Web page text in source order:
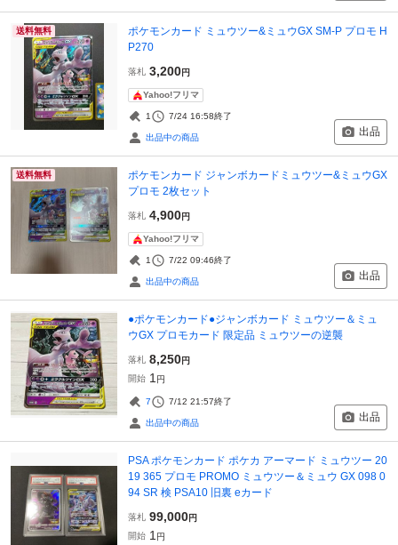
送料無料
ポケモンカード ミュウツー&ミュウGX SM-P プロモ H
P270
落札 3,200円
Yahoo!フリマ
1 7/24 16:58終了
出品中の商品 出品
送料無料
ポケモンカード ジャンボカードミュウツー&ミュウGX
プロモ 2枚セット
落札 4,900円
Yahoo!フリマ
1 7/22 09:46終了
出品中の商品 出品
●ポケモンカード●ジャンボカード ミュウツー＆ミュ
ウGX プロモカード 限定品 ミュウツーの逆襲
落札 8,250円
開始 1 円
7 7/12 21:57終了
出品中の商品 出品
PSA ポケモンカード ポケカ アーマード ミュウツー 20
19 365 プロモ PROMO ミュウツー＆ミュウ GX 098 0
94 SR 検 PSA10 旧裏 eカード
落札 99,000円
開始 1 円